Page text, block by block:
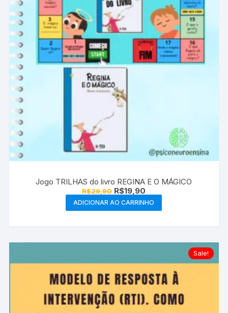
Jogo TRILHAS do livro REGINA E O MÁGICO
R$29,90 O
preço
original
era:
R$19,90
preço
atual
é:
ADICIONAR AO CARRINHO
Sale!